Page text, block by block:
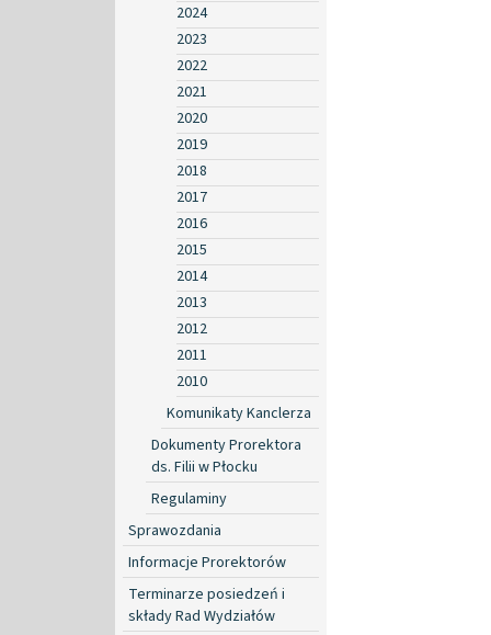
2024
2023
2022
2021
2020
2019
2018
2017
2016
2015
2014
2013
2012
2011
2010
Komunikaty Kanclerza
Dokumenty Prorektora
ds. Filii w Płocku
Regulaminy
Sprawozdania
Informacje Prorektorów
Terminarze posiedzeń i
składy Rad Wydziałów